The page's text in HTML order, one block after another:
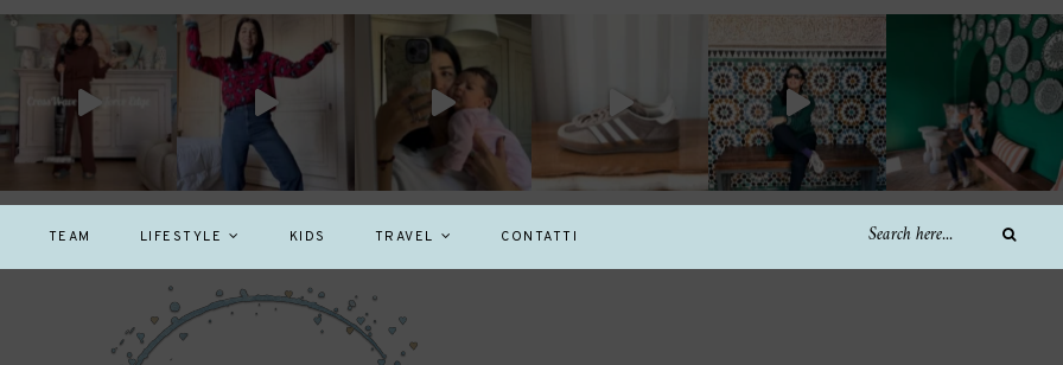
TEAM LIFESTYLE KIDS TRAVEL CONTATTI